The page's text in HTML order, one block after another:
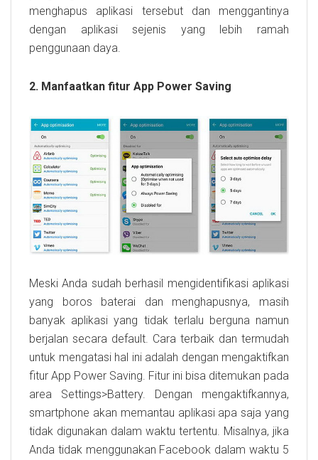
menghapus aplikasi tersebut dan menggantinya
dengan aplikasi sejenis yang lebih ramah
penggunaan daya.
2. Manfaatkan fitur App Power Saving
Meski Anda sudah berhasil mengidentifikasi aplikasi
yang boros baterai dan menghapusnya, masih
banyak aplikasi yang tidak terlalu berguna namun
berjalan secara default. Cara terbaik dan termudah
untuk mengatasi hal ini adalah dengan mengaktifkan
fitur App Power Saving. Fitur ini bisa ditemukan pada
area Settings>Battery. Dengan mengaktifkannya,
smartphone akan memantau aplikasi apa saja yang
tidak digunakan dalam waktu tertentu. Misalnya, jika
Anda tidak menggunakan Facebook dalam waktu 5